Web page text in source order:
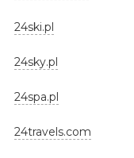
24ski.pl
24sky.pl
24spa.pl
24travels.com